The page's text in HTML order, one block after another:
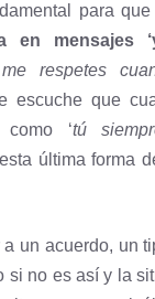
para
en mensajes
respetes
escuche que
como ‘tú
última forma
un acuerdo, un
si no es así y la